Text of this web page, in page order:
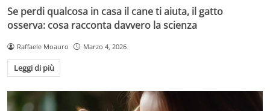
Se perdi qualcosa in casa il cane ti aiuta, il gatto
osserva: cosa racconta davvero la scienza
Raffaele Moauro Marzo 4, 2026
Leggi di più